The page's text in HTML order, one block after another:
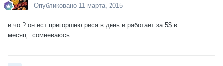
Опубликовано 11 марта, 2015
и чо ? он ест пригоршню риса в день и работает за 5$ в
месяц...сомневаюсь